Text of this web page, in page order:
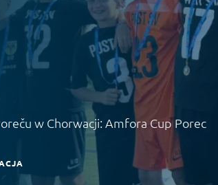
w Chorwacji: Amfora Cup Porec